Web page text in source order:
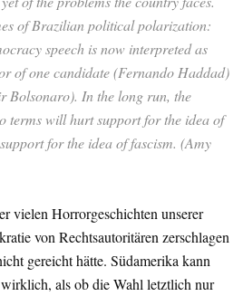
of Brazilian political polarization:
speech is now interpreted as
of one candidate (Fernando Haddad)
Bolsonaro). In the long run, the
terms will hurt support for the idea of
for the idea of fascism. (Amy
vielen Horrorgeschichten unserer
von Rechtsautoritären zerschlagen
gereicht hätte. Südamerika kann
als ob die Wahl letztlich nur